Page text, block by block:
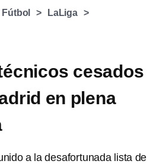
Fútbol LaLiga
cesados
en plena
a la desafortunada lista de